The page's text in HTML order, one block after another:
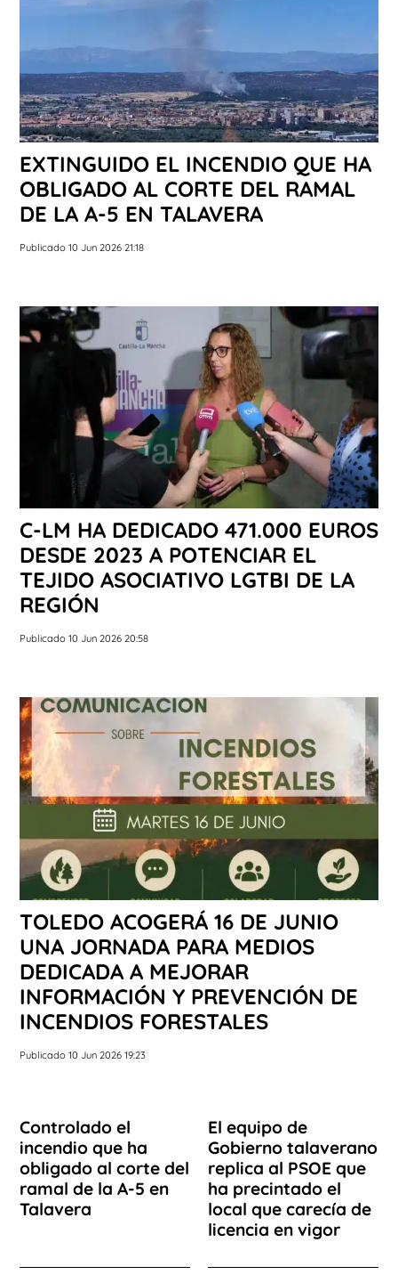
EXTINGUIDO EL INCENDIO QUE HA
OBLIGADO AL CORTE DEL RAMAL
DE LA A-5 EN TALAVERA
Publicado 10 Jun 2026 21:18
C-LM HA DEDICADO 471.000 EUROS
DESDE 2023 A POTENCIAR EL
TEJIDO ASOCIATIVO LGTBI DE LA
REGIÓN
Publicado 10 Jun 2026 20:58
TOLEDO ACOGERÁ 16 DE JUNIO
UNA JORNADA PARA MEDIOS
DEDICADA A MEJORAR
INFORMACIÓN Y PREVENCIÓN DE
INCENDIOS FORESTALES
Publicado 10 Jun 2026 19:23
Controlado el
incendio que ha
obligado al corte del
ramal de la A-5 en
Talavera
El equipo de
Gobierno talaverano
replica al PSOE que
ha precintado el
local que carecía de
licencia en vigor